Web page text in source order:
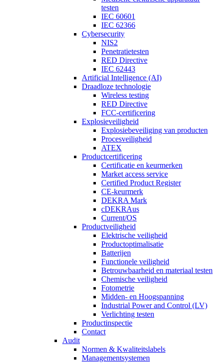
testen
IEC 60601
IEC 62366
Cybersecurity
NIS2
Penetratietesten
RED Directive
IEC 62443
Artificial Intelligence (AI)
Draadloze technologie
Wireless testing
RED Directive
FCC-certificering
Explosieveiligheid
Explosiebeveiliging van producten
Procesveiligheid
ATEX
Productcertificering
Certificatie en keurmerken
Market access service
Certified Product Register
CE-keurmerk
DEKRA Mark
cDEKRAus
Current/OS
Productveiligheid
Elektrische veiligheid
Productoptimalisatie
Batterijen
Functionele veiligheid
Betrouwbaarheid en materiaal testen
Chemische veiligheid
Fotometrie
Midden- en Hoogspanning
Industrial Power and Control (LV)
Verlichting testen
Productinspectie
Contact
Audit
Normen & Kwaliteitslabels
Managementsystemen